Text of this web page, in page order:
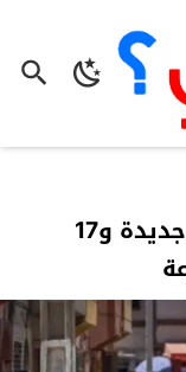
وزارة الصحة تسجل 169 إصابة جديدة و17